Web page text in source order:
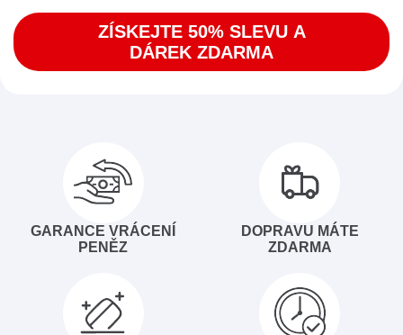
ZÍSKEJTE 50% SLEVU A
DÁREK ZDARMA
GARANCE VRÁCENÍ
PENĚZ
DOPRAVU MÁTE
ZDARMA